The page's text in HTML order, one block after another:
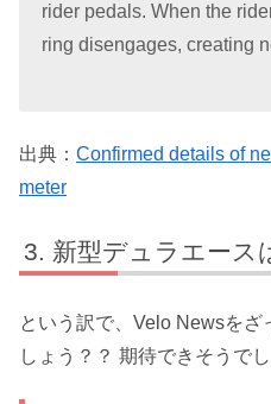
rider pedals. When the
ring disengages, creating
出典： Confirmed details of
meter
新型デュラエース
という訳で、Velo Newsを
しょう？？ 期待できそうで